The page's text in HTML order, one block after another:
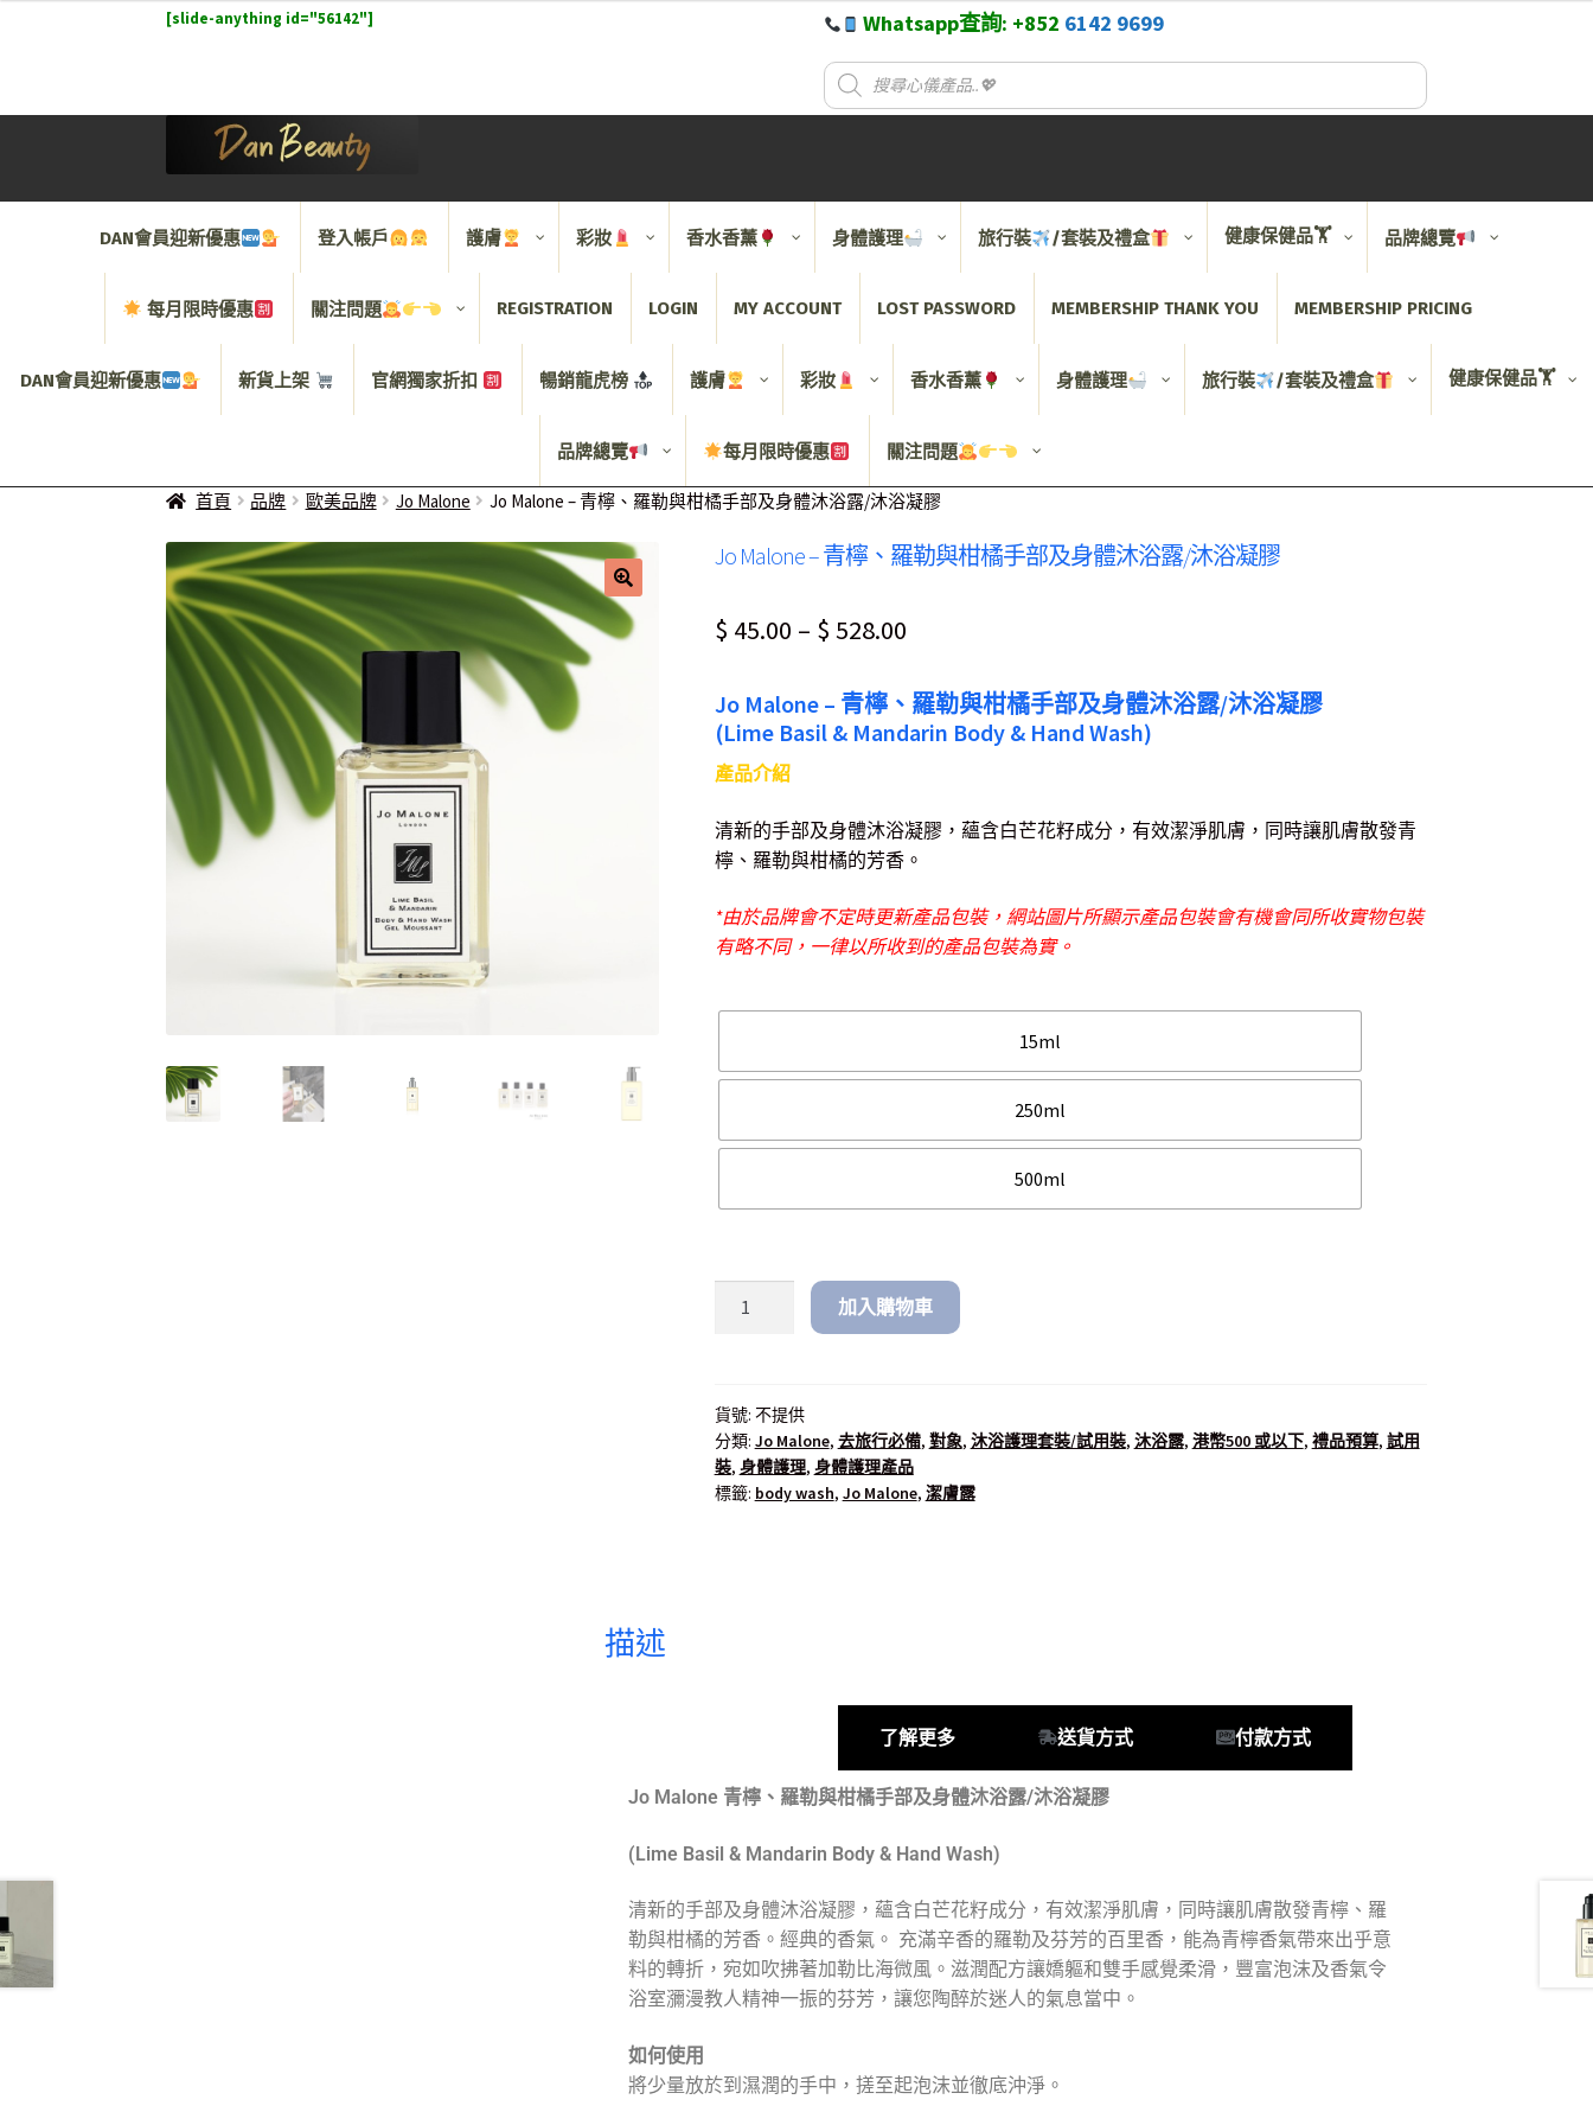
[slide-anything id="56142"] Whatsapp查詢: +852 6142 9699
DAN會員迎新優惠 登入帳戶 護膚 彩妝 香水香薰 身體護理 旅行裝 /套裝及禮盒 健康保健品🏋️ 品牌總覽
每月限時優惠 關注問題 REGISTRATION LOGIN MY ACCOUNT LOST PASSWORD MEMBERSHIP THANK YOU MEMBERSHIP PRICING
DAN會員迎新優惠 新貨上架 官網獨家折扣 暢銷龍虎榜 護膚 彩妝 香水香薰 身體護理 旅行裝 /套裝及禮盒 健康保健品🏋️
品牌總覽 每月限時優惠 關注問題
首頁 品牌 歐美品牌 Jo Malone Jo Malone – 青檸、羅勒與柑橘手部及身體沐浴露/沐浴凝膠
Jo Malone – 青檸、羅勒與柑橘手部及身體沐浴露/沐浴凝膠
$ 45.00 – $ 528.00
Jo Malone – 青檸、羅勒與柑橘手部及身體沐浴露/沐浴凝膠
(Lime Basil & Mandarin Body & Hand Wash)
產品介紹
清新的手部及身體沐浴凝膠，蘊含白芒花籽成分，有效潔淨肌膚，同時讓肌膚散發青
檸、羅勒與柑橘的芳香。
*由於品牌會不定時更新產品包裝，網站圖片所顯示產品包裝會有機會同所收實物包裝
有略不同，一律以所收到的產品包裝為實。
15ml
250ml
500ml
加入購物車
貨號: 不提供
分類: Jo Malone, 去旅行必備, 對象, 沐浴護理套裝/試用裝, 沐浴露, 港幣500 或以下, 禮品預算, 試用
裝, 身體護理, 身體護理產品
標籤: body wash, Jo Malone, 潔膚露
描述
了解更多 送貨方式 付款方式
Jo Malone 青檸、羅勒與柑橘手部及身體沐浴露/沐浴凝膠
(Lime Basil & Mandarin Body & Hand Wash)
清新的手部及身體沐浴凝膠，蘊含白芒花籽成分，有效潔淨肌膚，同時讓肌膚散發青檸、羅
勒與柑橘的芳香。經典的香氣。 充滿辛香的羅勒及芬芳的百里香，能為青檸香氣帶來出乎意
料的轉折，宛如吹拂著加勒比海微風。滋潤配方讓嬌軀和雙手感覺柔滑，豐富泡沫及香氣令
浴室瀰漫教人精神一振的芬芳，讓您陶醉於迷人的氣息當中。
如何使用
將少量放於到濕潤的手中，搓至起泡沫並徹底沖淨。